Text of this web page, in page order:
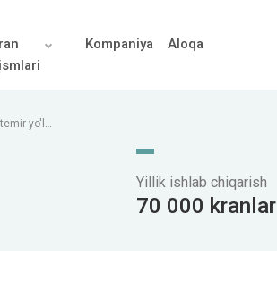
Kompaniya Aloqa
yo'l
Yillik ishlab chiqarish
70 000 kranlar